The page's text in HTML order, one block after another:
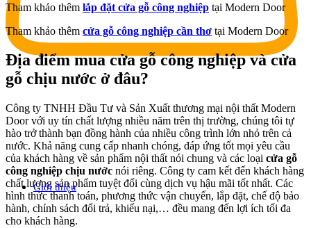
Giới thiệu
Tham khảo thêm lắp đặt cửa gỗ công nghiệp tại Modern Door
Tham khảo thêm cửa gỗ công nghiệp cần thơ tại Modern Door
Địa điểm mua cửa gỗ công nghiệp và cửa
gỗ chịu nước ở đâu?
Công ty TNHH Đầu Tư và Sản Xuất thương mại nội thất Modern
Door với uy tín chất lượng nhiều năm trên thị trường, chúng tôi tự
hào trở thành bạn đồng hành của nhiều công trình lớn nhỏ trên cả
nước. Khả năng cung cấp nhanh chóng, đáp ứng tốt mọi yêu cầu
của khách hàng về sản phẩm nội thất nói chung và các loại cửa gỗ
công nghiệp chịu nước nói riêng. Công ty cam kết đến khách hàng
chất lượng sản phẩm tuyệt đối cùng dịch vụ hậu mãi tốt nhất. Các
hình thức thanh toán, phương thức vận chuyển, lắp đặt, chế độ bảo
hành, chính sách đổi trả, khiếu nại,… đều mang đến lợi ích tối đa
cho khách hàng.